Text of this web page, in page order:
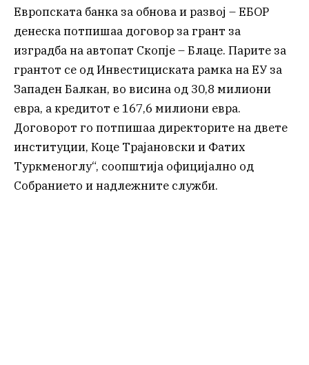
Европската банка за обнова и развој – ЕБОР
денеска потпишаа договор за грант за
изградба на автопат Скопје – Блаце. Парите за
грантот се од Инвестициската рамка на ЕУ за
Западен Балкан, во висина од 30,8 милиони
евра, а кредитот е 167,6 милиони евра.
Договорот го потпишаа директорите на двете
институции, Коце Трајановски и Фатих
Туркменоглу“, соопштија официјално од
Собранието и надлежните служби.